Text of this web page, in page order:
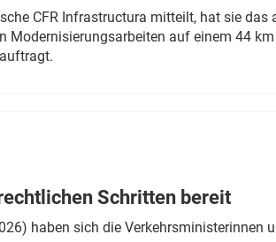
CFR Infrastructura mitteilt, hat sie
Modernisierungsarbeiten auf einem 44
Schritten bereit
haben sich die Verkehrsministerinnen